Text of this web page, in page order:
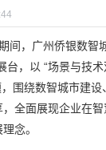
间，广州侨银数智
台，以 “场景与技
，围绕数智城市建
全面展现企业在
念。